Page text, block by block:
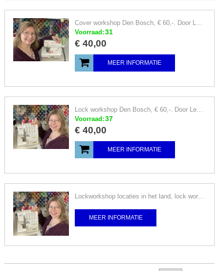
Cover workshop Den Bosch, € 60,-. Door Leonie Vos, coverworkshops
Voorraad: 31
€ 40,00
MEER INFORMATIE
Lock workshop Den Bosch, € 60,-. Door Leonie Vos, lockworkshops
Voorraad: 37
€ 40,00
MEER INFORMATIE
Lockworkshop locaties in het land, lock workshop
MEER INFORMATIE